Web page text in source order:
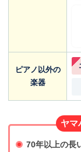
ピアノ以外の
楽器
ヤマ
70年以上の長